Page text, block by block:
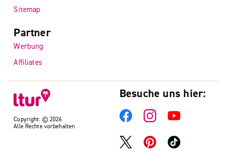
Copyright: © 2026
Alle Rechte vorbehalten
Sitemap
Partner
Werbung
Affiliates
Besuche uns hier: